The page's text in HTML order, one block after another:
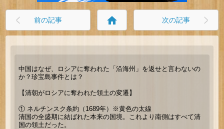
前の記事 home 次の記事
中国はなぜ、ロシアに奪われた「沿海州」を返せと言わないの
か？珍宝島事件とは？
【清朝がロシアに奪われた領土の変遷】
① ネルチンスク条約（1689年）※黄色の太線
清国の全盛期に結ばれた本来の国境。これより南側はすべて清
国の領土だった。